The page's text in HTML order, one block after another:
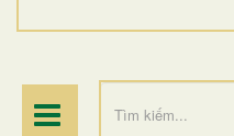
ĐIỂM HÀNH HƯƠNG